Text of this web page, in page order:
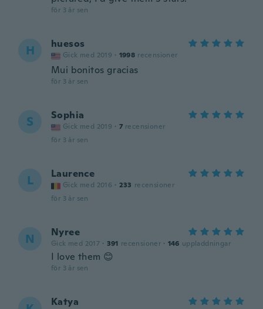
för 3 år sen
H huesos
Gick med 2019 · 1998 recensioner
Mui bonitos gracias
för 3 år sen
S Sophia
Gick med 2019 · 7 recensioner
för 3 år sen
L Laurence
Gick med 2016 · 233 recensioner
för 3 år sen
N Nyree
Gick med 2017 · 391 recensioner · 146 uppladdningar
I love them 😊
för 3 år sen
Katya